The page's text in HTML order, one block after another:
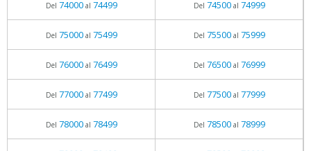
Del 74000al 74499 Del 74500al 74999
Del 75000al 75499 Del 75500al 75999
Del 76000al 76499 Del 76500al 76999
Del 77000al 77499 Del 77500al 77999
Del 78000al 78499 Del 78500al 78999